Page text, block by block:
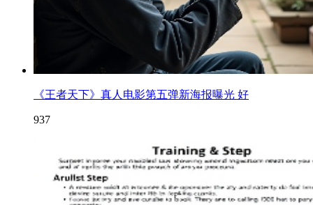
《王者天下》真人电影第五弹新海报曝光 好
937